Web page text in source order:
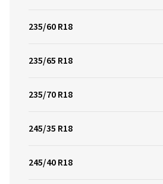
235/60 R18
235/65 R18
235/70 R18
245/35 R18
245/40 R18